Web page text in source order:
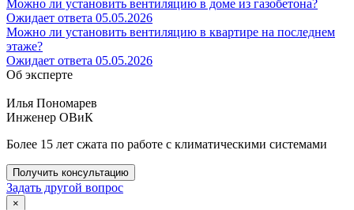
Можно ли установить вентиляцию в доме из газобетона?
Ожидает ответа 05.05.2026
Можно ли установить вентиляцию в квартире на последнем
этаже?
Ожидает ответа 05.05.2026
Об эксперте
Илья Пономарев
Инженер ОВиК
Более 15 лет сжата по работе с климатическими системами
Получить консультацию
Задать другой вопрос
×